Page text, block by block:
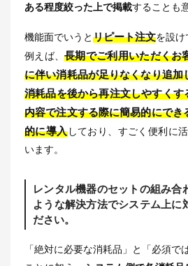
ある程度絞った上で掲載することも
機能面でいうとリピート注文を設け
例えば、長期でご利用いただくお
に伴い消耗品が足りなくなり追加
消耗品を後から再注文しやすくす
内容で注文する際に簡易的にでき
的に導入しており、すごく便利に
います。
レンタル機器のセットの組み合
ような解決方法でシステム上に
ださい。
「絶対に必要な消耗品」と「必須で